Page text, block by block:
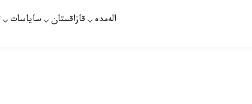
الەمدە قازاقستان ساياسات